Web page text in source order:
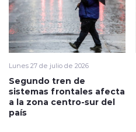
Lunes 27 de julio de 2026
Segundo tren de
sistemas frontales afecta
a la zona centro-sur del
país